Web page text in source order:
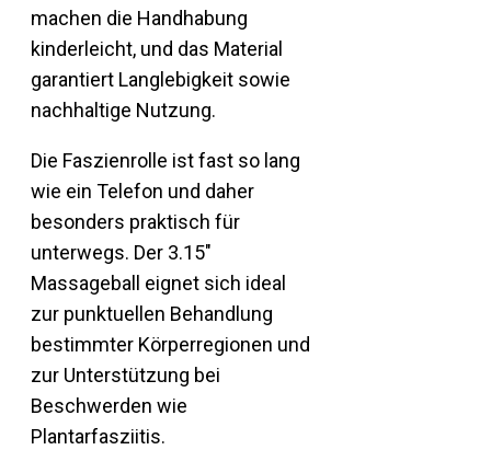
machen die Handhabung
kinderleicht, und das Material
garantiert Langlebigkeit sowie
nachhaltige Nutzung.
Die Faszienrolle ist fast so lang
wie ein Telefon und daher
besonders praktisch für
unterwegs. Der 3.15″
Massageball eignet sich ideal
zur punktuellen Behandlung
bestimmter Körperregionen und
zur Unterstützung bei
Beschwerden wie
Plantarfasziitis.